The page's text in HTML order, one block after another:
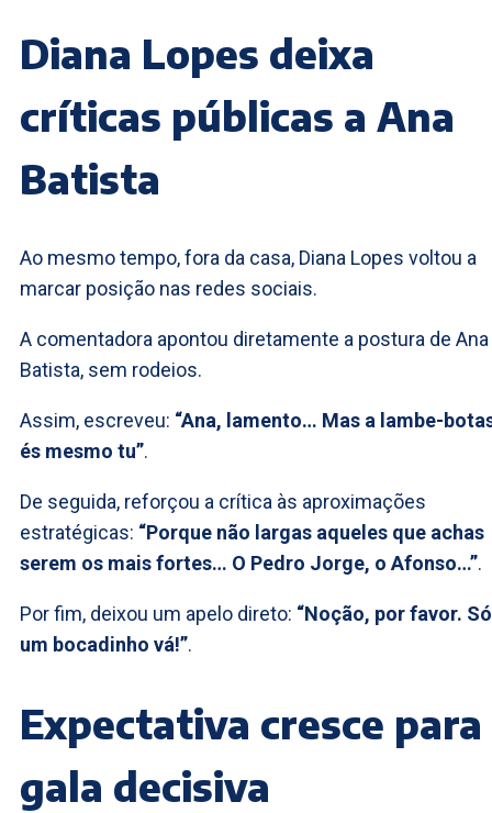
Diana Lopes deixa
críticas públicas a Ana
Batista
Ao mesmo tempo, fora da casa, Diana Lopes voltou a
marcar posição nas redes sociais.
A comentadora apontou diretamente a postura de Ana
Batista, sem rodeios.
Assim, escreveu: “Ana, lamento… Mas a lambe-
és mesmo tu”.
De seguida, reforçou a crítica às aproximações
estratégicas: “Porque não largas aqueles que achas
serem os mais fortes… O Pedro Jorge, o Afonso…”.
Por fim, deixou um apelo direto: “Noção, por favor. Só
um bocadinho vá!”.
Expectativa cresce para
gala decisiva